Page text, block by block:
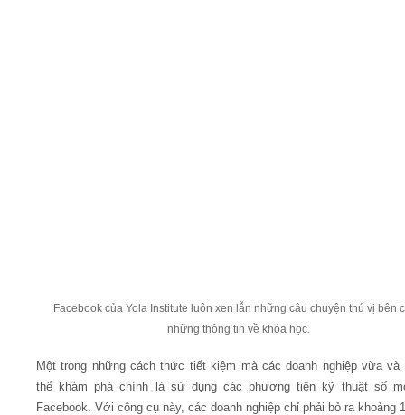
Facebook của Yola Institute luôn xen lẫn những câu chuyện thú vị bên
những thông tin về khóa học.
Một trong những cách thức tiết kiệm mà các doanh nghiệp vừa và
thể khám phá chính là sử dụng các phương tiện kỹ thuật số
Facebook. Với công cụ này, các doanh nghiệp chỉ phải bỏ ra khoảng